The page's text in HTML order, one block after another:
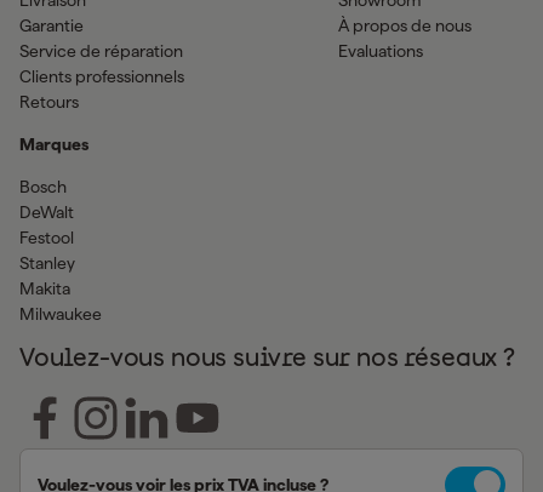
Garantie
Service de réparation
Clients professionnels
Retours
Marques
Bosch
DeWalt
Festool
Stanley
Makita
Milwaukee
À propos de nous
Evaluations
Voulez-vous nous suivre sur nos réseaux ?
Voulez-vous voir les prix TVA incluse ?